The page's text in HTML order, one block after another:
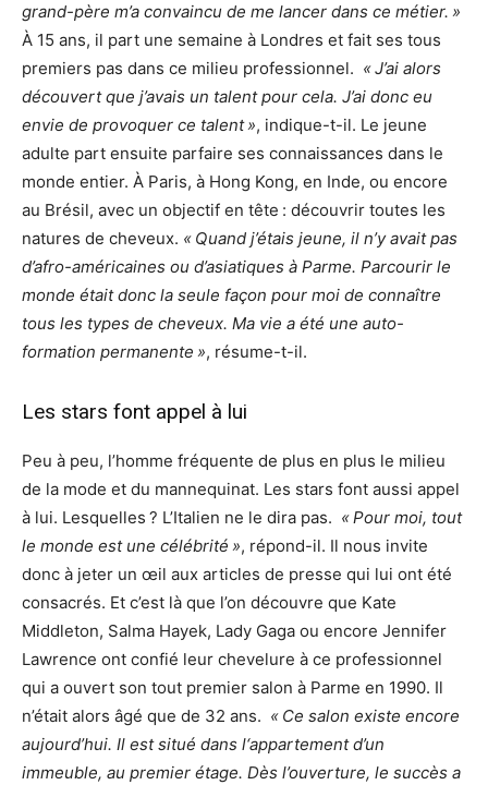
grand-père m’a convaincu de me lancer dans ce métier. »
À 15 ans, il part une semaine à Londres et fait ses tous
premiers pas dans ce milieu professionnel. « J’ai alors
découvert que j’avais un talent pour cela. J’ai donc eu
envie de provoquer ce talent », indique-t-il. Le jeune
adulte part ensuite parfaire ses connaissances dans le
monde entier. À Paris, à Hong Kong, en Inde, ou encore
au Brésil, avec un objectif en tête : découvrir toutes les
natures de cheveux. « Quand j’étais jeune, il n’y avait pas
d’afro-américaines ou d’asiatiques à Parme. Parcourir le
monde était donc la seule façon pour moi de connaître
tous les types de cheveux. Ma vie a été une auto-
formation permanente », résume-t-il.
Les stars font appel à lui
Peu à peu, l’homme fréquente de plus en plus le milieu
de la mode et du mannequinat. Les stars font aussi appel
à lui. Lesquelles ? L’Italien ne le dira pas. « Pour moi, tout
le monde est une célébrité », répond-il. Il nous invite
donc à jeter un œil aux articles de presse qui lui ont été
consacrés. Et c’est là que l’on découvre que Kate
Middleton, Salma Hayek, Lady Gaga ou encore Jennifer
Lawrence ont confié leur chevelure à ce professionnel
qui a ouvert son tout premier salon à Parme en 1990. Il
n’était alors âgé que de 32 ans. « Ce salon existe encore
aujourd’hui. Il est situé dans l‘appartement d’un
immeuble, au premier étage. Dès l’ouverture, le succès a